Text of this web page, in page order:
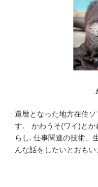
還暦となった地方在住
す. かわうそ(ワイ)とか
らし. 仕事関連の技術、
んな話をしたいとおもい